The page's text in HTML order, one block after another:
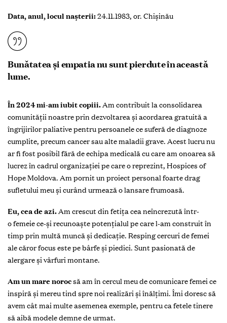
Data, anul, locul nașterii:24.11.1983, or. Chișinău
Bunătatea și empatia nu sunt pierdute în această
lume.
În 2024 mi-am iubit copiii.Am contribuit la consolidarea
comunității noastre prin dezvoltarea și acordarea gratuită a
îngrijirilor paliative pentru persoanele ce suferă de diagnoze
cumplite, precum cancer sau alte maladii grave. Acest lucru nu
ar fi fost posibil fără de echipa medicală cu care am onoarea să
lucrez în cadrul organizației pe care o reprezint, Hospices of
Hope Moldova. Am pornit un proiect personal foarte drag
sufletului meu și curând urmează o lansare frumoasă.
Eu, cea de azi.Am crescut din fetița cea neîncrezută într-
o femeie ce-și recunoaște potențialul pe care l-am construit în
timp prin multă muncă și dedicație. Resping cercuri de femei
ale căror focus este pe bârfe și piedici. Sunt pasionată de
alergare și vârfuri montane.
Am un mare norocsă am în cercul meu de comunicare femei ce
inspiră și mereu tind spre noi realizări și înălțimi. Îmi doresc să
avem cât mai multe asemenea exemple, pentru ca fetele tinere
să aibă modele demne de urmat.